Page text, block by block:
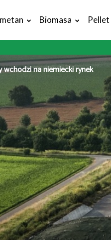
Biomasa Pellet
na niemiecki rynek